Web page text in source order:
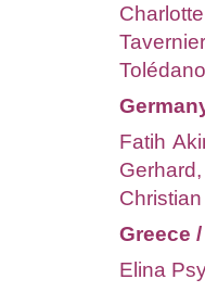
Fatih
Greece
Elina